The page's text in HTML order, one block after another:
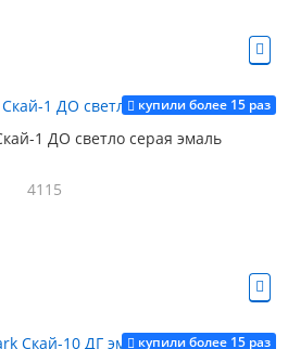
купили более 15 раз
1 ДО светло серая эмаль
4115
купили более 15 раз